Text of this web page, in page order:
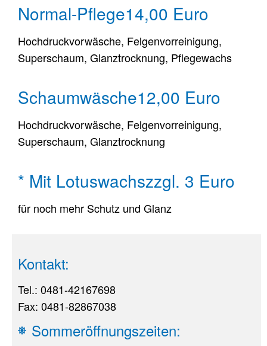
Normal-Pflege14,00 Euro
Hochdruckvorwäsche, Felgenvorreinigung,
Superschaum, Glanztrocknung, Pflegewachs
Schaumwäsche12,00 Euro
Hochdruckvorwäsche, Felgenvorreinigung,
Superschaum, Glanztrocknung
* Mit Lotuswachszzgl. 3 Euro
für noch mehr Schutz und Glanz
Kontakt:
Tel.: 0481-42167698
Fax: 0481-82867038
Sommeröffnungszeiten: